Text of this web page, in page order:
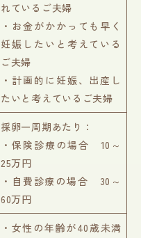
れているご夫婦
・お金がかかっても早く
妊娠したいと考えている
ご夫婦
・計画的に妊娠、出産し
たいと考えているご夫婦
採卵一周期あたり：
・保険診療の場合 10～
25万円
・自費診療の場合 30～
60万円
・女性の年齢が40歳未満